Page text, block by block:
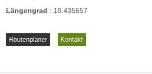
Längengrad : 10.435657
Routenplaner Kontakt